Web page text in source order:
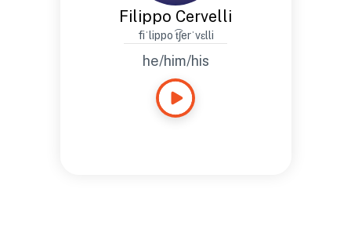
Filippo Cervelli
fiˈlippo t͡ʃerˈvɛlli
he/him/his